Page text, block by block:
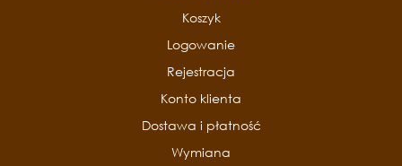
Koszyk
Logowanie
Rejestracja
Konto klienta
Dostawa i płatność
Wymiana